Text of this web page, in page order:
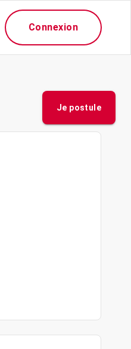
Connexion
Je postule